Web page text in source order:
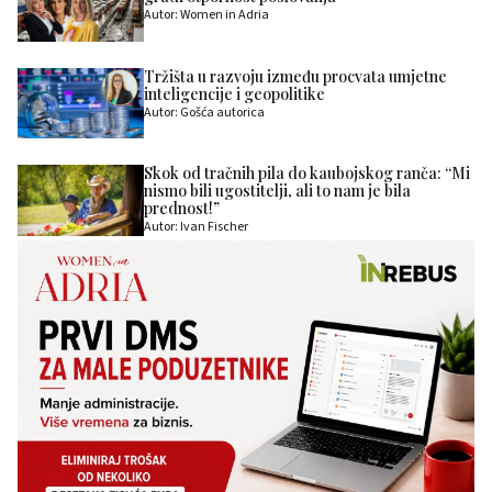
Autor: Women in Adria
Tržišta u razvoju između procvata umjetne
inteligencije i geopolitike
Autor: Gošća autorica
Skok od tračnih pila do kaubojskog ranča: “Mi
nismo bili ugostitelji, ali to nam je bila
prednost!”
Autor: Ivan Fischer